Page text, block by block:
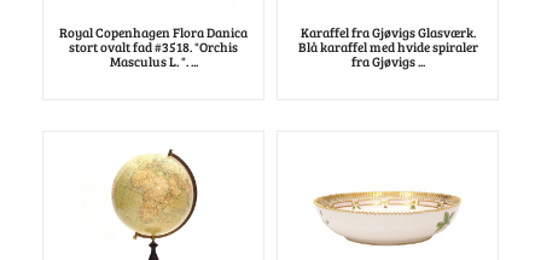
Royal Copenhagen Flora Danica
stort ovalt fad #3518. "Orchis
Masculus L. ". ...
Karaffel fra Gjøvigs Glasværk.
Blå karaffel med hvide spiraler
fra Gjøvigs ...